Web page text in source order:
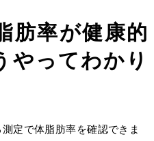
肪率が健康的
やってわかり
定で体脂肪率を確認できま